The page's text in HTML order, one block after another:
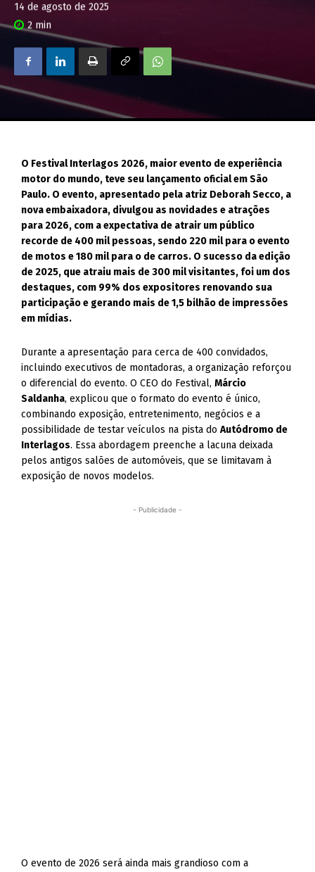
14 de agosto de 2025
2 min
O Festival Interlagos 2026, maior evento de experiência
motor do mundo, teve seu lançamento oficial em São
Paulo. O evento, apresentado pela atriz Deborah Secco, a
nova embaixadora, divulgou as novidades e atrações
para 2026, com a expectativa de atrair um público
recorde de 400 mil pessoas, sendo 220 mil para o evento
de motos e 180 mil para o de carros. O sucesso da edição
de 2025, que atraiu mais de 300 mil visitantes, foi um dos
destaques, com 99% dos expositores renovando sua
participação e gerando mais de 1,5 bilhão de impressões
em mídias.
Durante a apresentação para cerca de 400 convidados,
incluindo executivos de montadoras, a organização reforçou
o diferencial do evento. O CEO do Festival,Márcio
Saldanha, explicou que o formato do evento é único,
combinando exposição, entretenimento, negócios e a
possibilidade de testar veículos na pista doAutódromo de
Interlagos. Essa abordagem preenche a lacuna deixada
pelos antigos salões de automóveis, que se limitavam à
exposição de novos modelos.
- Publicidade -
O evento de 2026 será ainda mais grandioso com a